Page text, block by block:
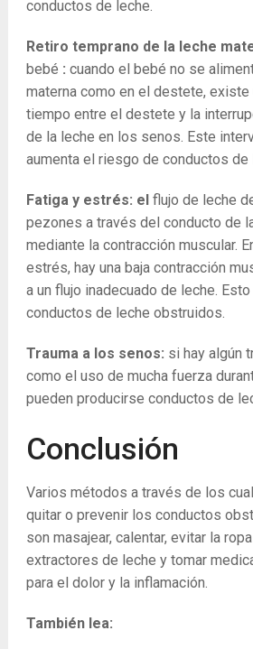
conductos de leche.
Retiro temprano de la leche
bebé : cuando el bebé no se
materna como en el destete, existe
tiempo entre el destete y la
de la leche en los senos. Este
aumenta el riesgo de conductos
Fatiga y estrés: elflujo de leche
pezones a través del conducto de
mediante la contracción muscular.
estrés, hay una baja contracción
a un flujo inadecuado de leche.
conductos de leche obstruidos.
Trauma a los senos: si hay algún
como el uso de mucha fuerza
pueden producirse conductos de
Conclusión
Varios métodos a través de los
quitar o prevenir los conductos
son masajear, calentar, evitar la
extractores de leche y tomar
para el dolor y la inflamación.
También lea: